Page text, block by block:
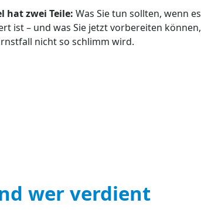
hat zwei Teile: Was Sie tun sollten, wenn es
ist – und was Sie jetzt vorbereiten können,
nicht so schlimm wird.
wer verdient